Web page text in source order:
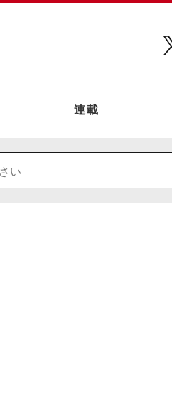
連載